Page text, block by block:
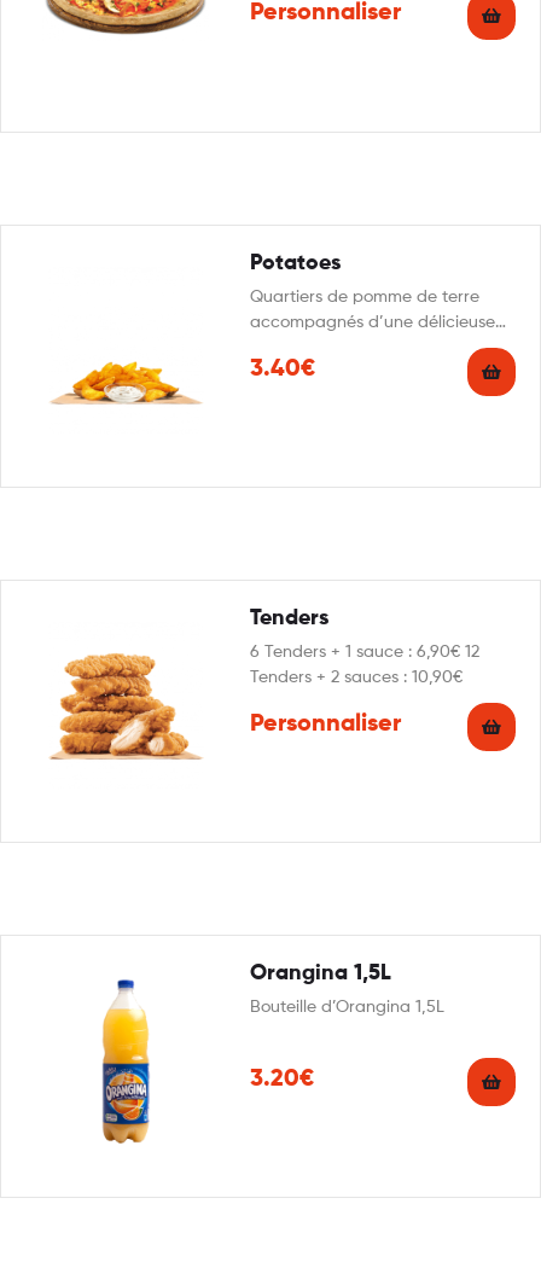
persillade
Personnaliser
Potatoes
Quartiers de pomme de terre
accompagnés d’une délicieuse
3.40€
Tenders
6 Tenders + 1 sauce : 6,90€ 12
Tenders + 2 sauces : 10,90€
Personnaliser
Orangina 1,5L
Bouteille d’Orangina 1,5L
3.20€